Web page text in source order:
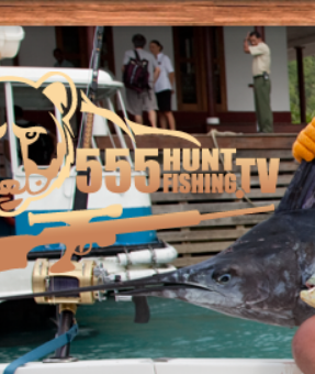
555 клуб Федерация